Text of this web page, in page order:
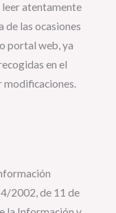
leer atentamente
de las ocasiones
portal web, ya
en el
modificaciones.
2002, de 11 de